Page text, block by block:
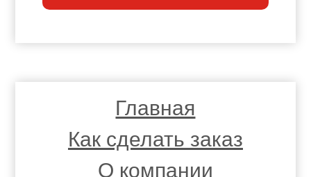
Главная
Как сделать заказ
О компании